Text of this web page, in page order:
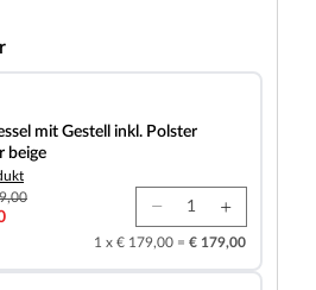
Polster klappbar beige
mit Gestell inkl. Polster
beige
1 x € 179,00 = € 179,00